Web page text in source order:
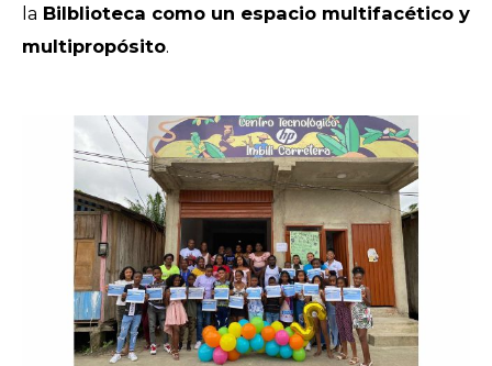
la Bilblioteca como un espacio multifacético y
multipropósito.